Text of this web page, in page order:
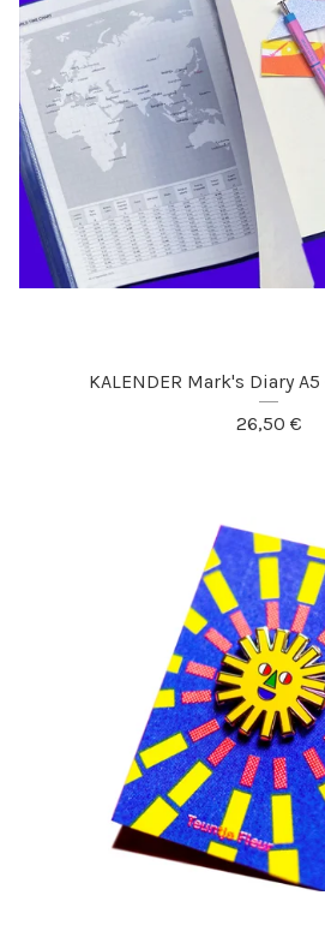
KALENDER Mark's Diary
26,50 €